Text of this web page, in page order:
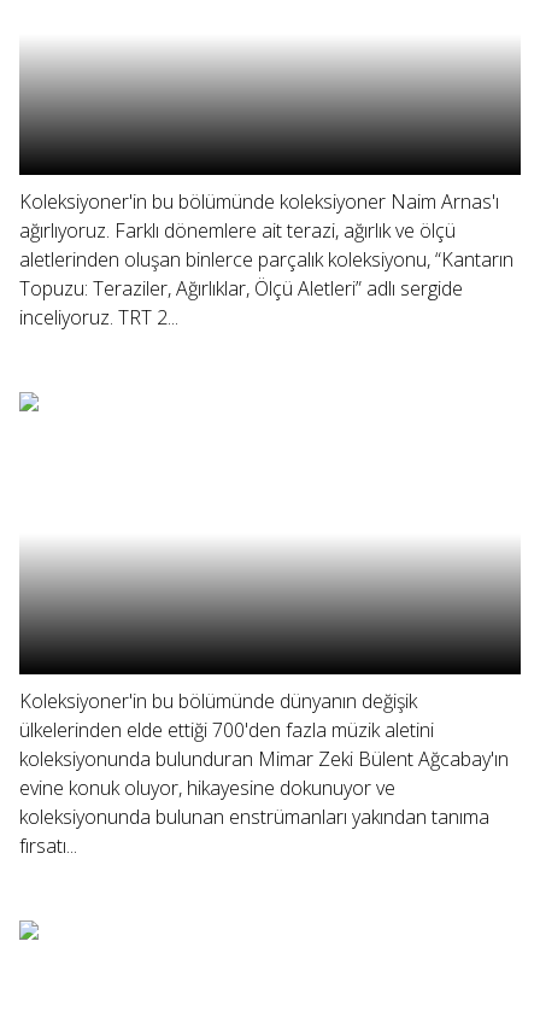
Koleksiyoner'in bu bölümünde koleksiyoner Naim Arnas'ı
ağırlıyoruz. Farklı dönemlere ait terazi, ağırlık ve ölçü
aletlerinden oluşan binlerce parçalık koleksiyonu, “Kantarın
Topuzu: Teraziler, Ağırlıklar, Ölçü Aletleri” adlı sergide
inceliyoruz. TRT 2...
Koleksiyoner'in bu bölümünde dünyanın değişik
ülkelerinden elde ettiği 700'den fazla müzik aletini
koleksiyonunda bulunduran Mimar Zeki Bülent Ağcabay'ın
evine konuk oluyor, hikayesine dokunuyor ve
koleksiyonunda bulunan enstrümanları yakından tanıma
fırsatı...